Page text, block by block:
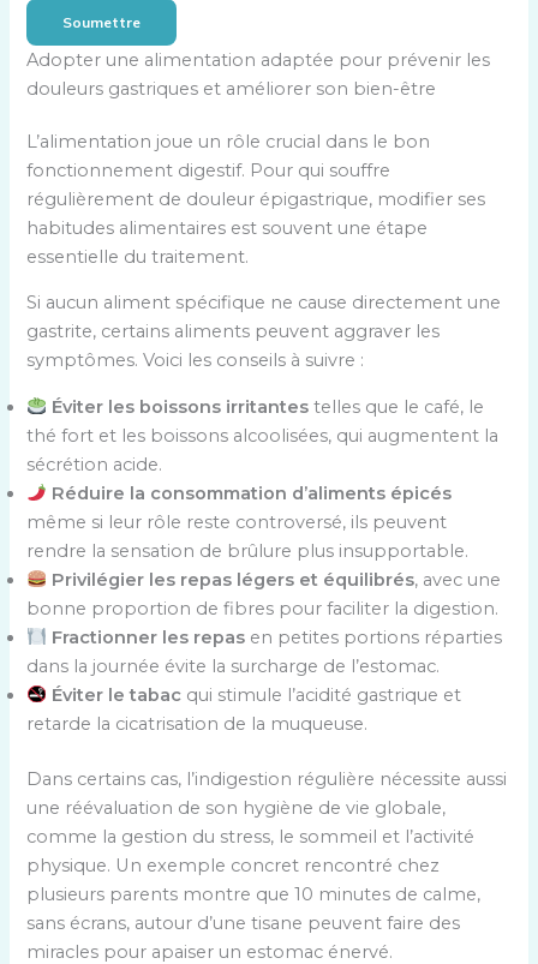
Soumettre
Adopter une alimentation adaptée pour prévenir les
douleurs gastriques et améliorer son bien-être
L’alimentation joue un rôle crucial dans le bon
fonctionnement digestif. Pour qui souffre
régulièrement de douleur épigastrique, modifier ses
habitudes alimentaires est souvent une étape
essentielle du traitement.
Si aucun aliment spécifique ne cause directement une
gastrite, certains aliments peuvent aggraver les
symptômes. Voici les conseils à suivre :
Éviter les boissons irritantes telles que le café, le
thé fort et les boissons alcoolisées, qui augmentent la
sécrétion acide.
Réduire la consommation d’aliments épicés
même si leur rôle reste controversé, ils peuvent
rendre la sensation de brûlure plus insupportable.
Privilégier les repas légers et équilibrés, avec une
bonne proportion de fibres pour faciliter la digestion.
Fractionner les repas en petites portions réparties
dans la journée évite la surcharge de l’estomac.
Éviter le tabac qui stimule l’acidité gastrique et
retarde la cicatrisation de la muqueuse.
Dans certains cas, l’indigestion régulière nécessite aussi
une réévaluation de son hygiène de vie globale,
comme la gestion du stress, le sommeil et l’activité
physique. Un exemple concret rencontré chez
plusieurs parents montre que 10 minutes de calme,
sans écrans, autour d’une tisane peuvent faire des
miracles pour apaiser un estomac énervé.